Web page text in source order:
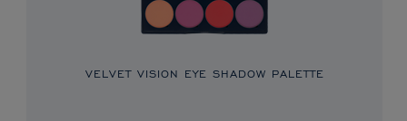
VELVET VISION EYE SHADOW PALETTE